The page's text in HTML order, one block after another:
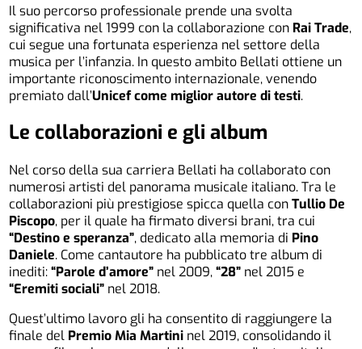
Il suo percorso professionale prende una svolta
significativa nel 1999 con la collaborazione con Rai Trade,
cui segue una fortunata esperienza nel settore della
musica per l’infanzia. In questo ambito Bellati ottiene un
importante riconoscimento internazionale, venendo
premiato dall’Unicef come miglior autore di testi.
Le collaborazioni e gli album
Nel corso della sua carriera Bellati ha collaborato con
numerosi artisti del panorama musicale italiano. Tra le
collaborazioni più prestigiose spicca quella conTullio De
Piscopo, per il quale ha firmato diversi brani, tra cui
“Destino e speranza”, dedicato alla memoria di Pino
Daniele. Come cantautore ha pubblicato tre album di
inediti:“Parole d’amore” nel 2009,“28” nel 2015 e
“Eremiti sociali” nel 2018.
Quest’ultimo lavoro gli ha consentito di raggiungere la
finale del Premio Mia Martini nel 2019, consolidando il